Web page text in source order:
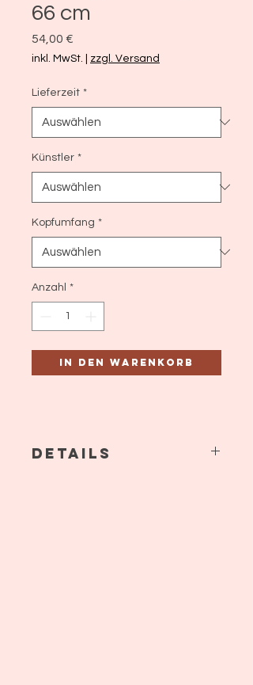
66 cm
54,00 €
inkl. MwSt. zzgl. Versand
Lieferzeit *
Künstler *
Kopfumfang *
Anzahl *
In den Warenkorb
Details